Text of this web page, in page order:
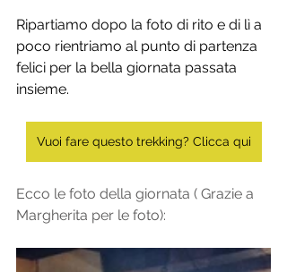
Ripartiamo dopo la foto di rito e di lì a
poco rientriamo al punto di partenza
felici per la bella giornata passata
insieme.
Vuoi fare questo trekking? Clicca qui
Ecco le foto della giornata ( Grazie a
Margherita per le foto):